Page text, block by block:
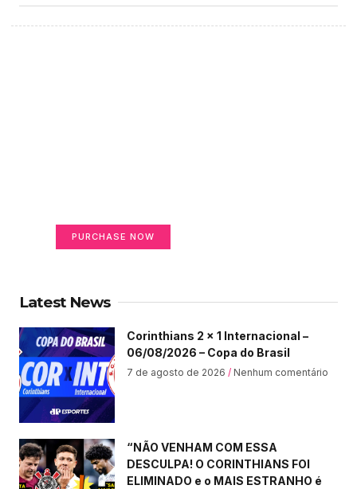
PURCHASE NOW
Latest News
Corinthians 2 x 1 Internacional –
06/08/2026 – Copa do Brasil
7 de agosto de 2026 Nenhum comentário
“NÃO VENHAM COM ESSA
DESCULPA! O CORINTHIANS FOI
ELIMINADO e o MAIS ESTRANHO é